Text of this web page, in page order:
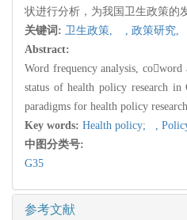
状进行分析，为我国卫生政策的
关键词: 卫生政策, , 政策研究,
Abstract:
Word frequency analysis,
status of health policy research in
paradigms for health policy
Key words: Health policy; ,
中图分类号:
G35
参考文献